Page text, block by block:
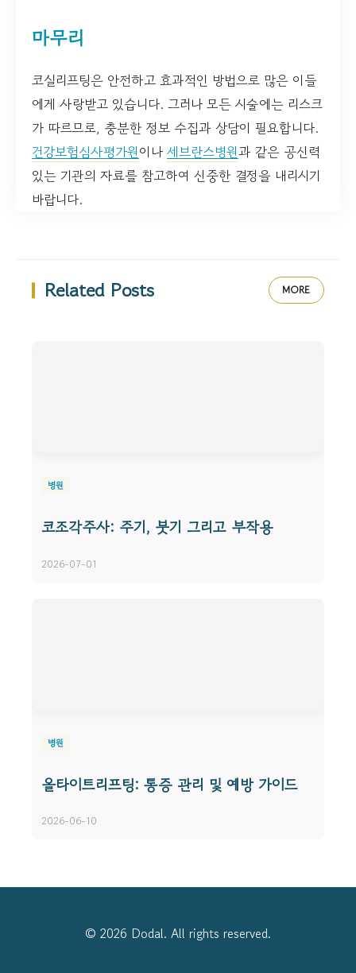
마무리
코실리프팅은 안전하고 효과적인 방법으로 많은 이들
에게 사랑받고 있습니다. 그러나 모든 시술에는 리스크
가 따르므로, 충분한 정보 수집과 상담이 필요합니다.
건강보험심사평가원이나 세브란스병원과 같은 공신력
있는 기관의 자료를 참고하여 신중한 결정을 내리시기
바랍니다.
Related Posts MORE
병원
코조각주사: 주기, 붓기 그리고 부작용
2026-07-01
병원
올타이트리프팅: 통증 관리 및 예방 가이드
2026-06-10
© 2026 Dodal. All rights reserved.